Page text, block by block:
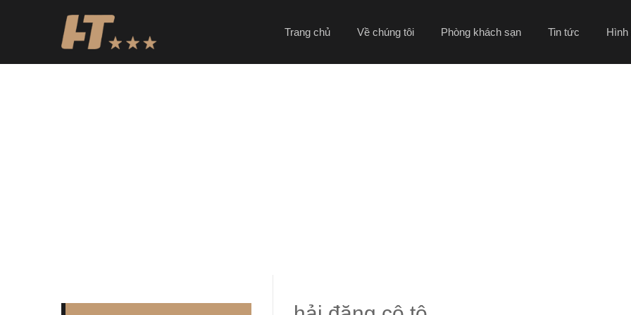
Trang chủ Về chúng tôi Phòng khách sạn Tin tức Hình